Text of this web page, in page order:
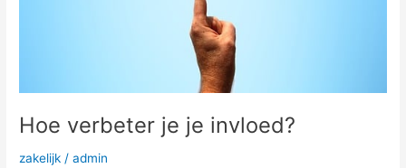
Hoe verbeter je je invloed?
zakelijk /admin